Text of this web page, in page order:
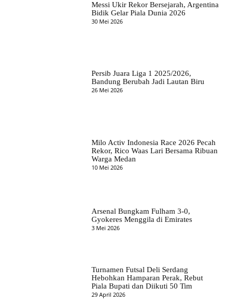
Messi Ukir Rekor Bersejarah, Argentina
Bidik Gelar Piala Dunia 2026
30 Mei 2026
Persib Juara Liga 1 2025/2026,
Bandung Berubah Jadi Lautan Biru
26 Mei 2026
Milo Activ Indonesia Race 2026 Pecah
Rekor, Rico Waas Lari Bersama Ribuan
Warga Medan
10 Mei 2026
Arsenal Bungkam Fulham 3-0,
Gyokeres Menggila di Emirates
3 Mei 2026
Turnamen Futsal Deli Serdang
Hebohkan Hamparan Perak, Rebut
Piala Bupati dan Diikuti 50 Tim
29 April 2026